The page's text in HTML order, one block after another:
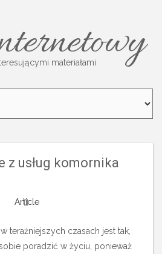
materiałami
z usług komornika
Article
teraźniejszych czasach jest tak,
poradzić w życiu, ponieważ